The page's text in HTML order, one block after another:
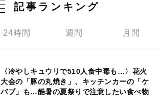
記事ランキング
24時間 週間 月間
〈冷やしキュウリで510人食中毒も…〉花火
大会の「豚の丸焼き」、キッチンカーの「ケ
バブ」も…酷暑の夏祭りで注意したい食べ物